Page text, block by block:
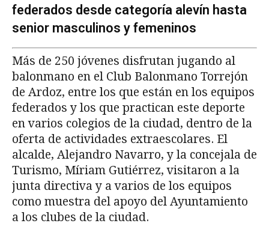
federados desde categoría alevín hasta
senior masculinos y femeninos
Más de 250 jóvenes disfrutan jugando al
balonmano en el Club Balonmano Torrejón
de Ardoz, entre los que están en los equipos
federados y los que practican este deporte
en varios colegios de la ciudad, dentro de la
oferta de actividades extraescolares. El
alcalde, Alejandro Navarro, y la concejala de
Turismo, Míriam Gutiérrez, visitaron a la
junta directiva y a varios de los equipos
como muestra del apoyo del Ayuntamiento
a los clubes de la ciudad.